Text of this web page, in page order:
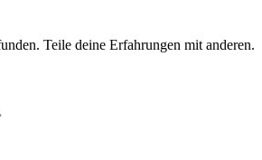
Teile deine Erfahrungen mit anderen.